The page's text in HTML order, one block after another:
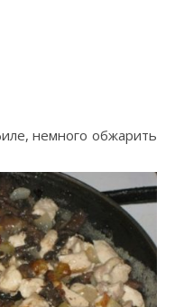
немного обжарить